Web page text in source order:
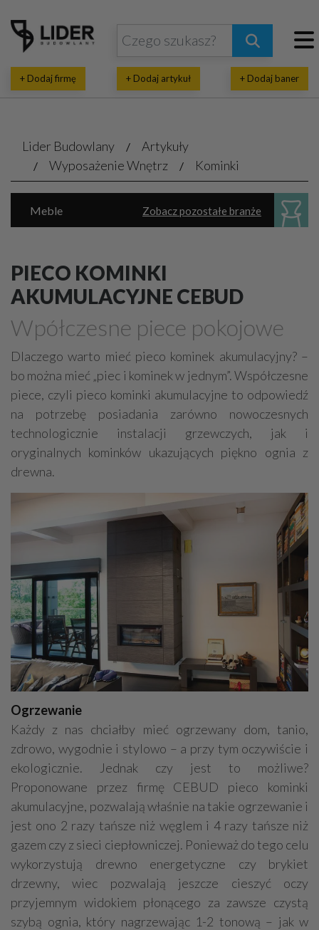
+ Dodaj firmę + Dodaj artykuł + Dodaj baner
Lider Budowlany
Artykuły
Wyposażenie Wnętrz
Kominki
Zobacz pozostałe branże
Meble
Sanitarne akcesoria, urządzenia
Marmur, granit, kamień naturalny
Meble - okucia, akcesoria
Plisy, rolety, żaluzje
Kominki
Schody, akcesoria
Stolarka otworowa - okucia, akcesoria
Poręcze, balustrady, barierki
Płytki, glazura, terakota
Dywany, wykładziny
Sztukateria
Mozaiki i dekoracje szklane
PIECO KOMINKI
AKUMULACYJNE CEBUD
Wpółczesne piece pokojowe
Dlaczego warto mieć pieco kominek akumulacyjny? –
bo można mieć „piec i kominek w jednym”. Współczesne
piece, czyli pieco kominki akumulacyjne to odpowiedź
na potrzebę posiadania zarówno nowoczesnych
technologicznie instalacji grzewczych, jak i
oryginalnych kominków ukazujących piękno ognia z
drewna.
Ogrzewanie
Każdy z nas chciałby mieć ogrzewany dom, tanio,
zdrowo, wygodnie i stylowo – a przy tym oczywiście i
ekologicznie. Jednak czy jest to możliwe?
Proponowane przez firmę CEBUD pieco kominki
akumulacyjne, pozwalają właśnie na takie ogrzewanie i
jest ono 2 razy tańsze niż węglem i 4 razy tańsze niż
gazem czy z sieci ciepłowniczej. Ponieważ do tego celu
wykorzystują drewno energetyczne czy brykiet
drzewny, wiec pozwalają jeszcze cieszyć oczy
przyjemnym widokiem płonącego za zawsze czystą
szybą ognia, który nagrzewając 1-2 tonową – jak w